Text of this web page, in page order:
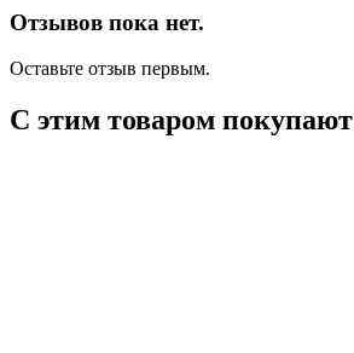
Отзывов пока нет.
Оставьте отзыв первым.
С этим товаром покупают